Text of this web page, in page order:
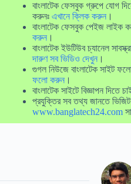
বাংলাটেক ফেসবুক গ্রুপে যোগ
করুনঃ এখানে ক্লিক করুন ।
বাংলাটেক ফেসবুক পেইজ লাইক
করুন ।
বাংলাটেক ইউটিউব চ্যানেল
দারুণ সব ভিডিও দেখুন ।
গুগল নিউজে বাংলাটেক সাইট
ফলো করুন ।
বাংলাটেক সাইটে বিজ্ঞাপন দিতে
প্রযুক্তির সব তথ্য জানতে
www.banglatech24.com